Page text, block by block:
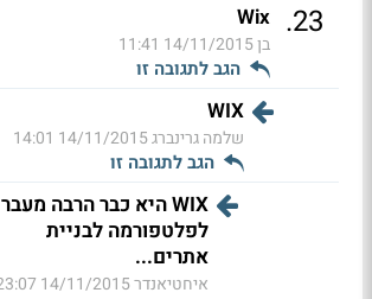
23
.
Wix
בן14/11/2015 11:41
הגב לתגובה זו
WIX
שלמה גרינברג14/11/2015 14:01
הגב לתגובה זו
WIX היא כבר הרבה מעבר
לפלטפורמה לבניית
אתרים...
איחטיאנדר14/11/2015 23:07